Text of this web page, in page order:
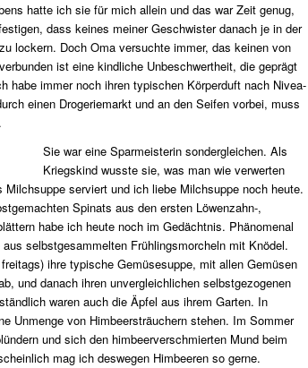
hatte ich sie für mich allein und das war Zeit genug,
dass keines meiner Geschwister danach je in der
lockern. Doch Oma versuchte immer, das keinen von
ist eine kindliche Unbeschwertheit, die geprägt
habe immer noch ihren typischen Körperduft nach Nivea-
einen Drogeriemarkt und an den Seifen vorbei, muss
Sie war eine Sparmeisterin sondergleichen. Als
Kriegskind wusste sie, was man wie verwerten
serviert und ich liebe Milchsuppe noch heute.
Spinats aus den ersten Löwenzahn-,
habe ich heute noch im Gedächtnis. Phänomenal
selbstgesammelten Frühlingsmorcheln mit Knödel.
ihre typische Gemüsesuppe, mit allen Gemüsen
und danach ihren unvergleichlichen selbstgezogenen
waren auch die Äpfel aus ihrem Garten. In
Unmenge von Himbeersträuchern stehen. Im Sommer
und sich den himbeerverschmierten Mund beim
mag ich deswegen Himbeeren so gerne.